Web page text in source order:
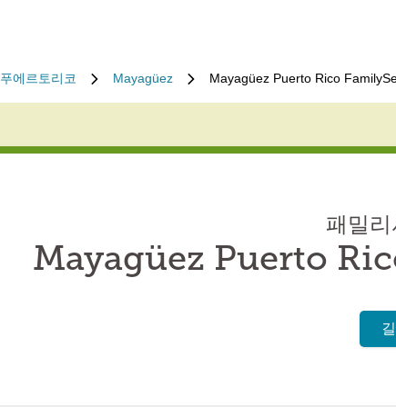
푸에르토리코 Mayagüez Mayagüez Puerto Rico
패밀리
Mayagüez Puerto